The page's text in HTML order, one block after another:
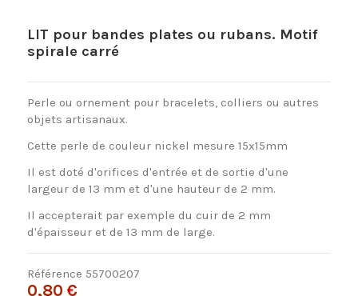
LIT pour bandes plates ou rubans. Motif
spirale carré
Perle ou ornement pour bracelets, colliers ou autres
objets artisanaux.
Cette perle de couleur nickel mesure 15x15mm
Il est doté d'orifices d'entrée et de sortie d'une
largeur de 13 mm et d'une hauteur de 2 mm.
Il accepterait par exemple du cuir de 2 mm
d'épaisseur et de 13 mm de large.
Référence 55700207
0,80 €